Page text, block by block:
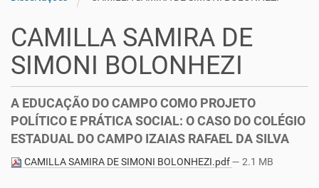
CAMILLA SAMIRA DE
SIMONI BOLONHEZI
A EDUCAÇÃO DO CAMPO COMO PROJETO
POLÍTICO E PRÁTICA SOCIAL: O CASO DO COLÉGIO
ESTADUAL DO CAMPO IZAIAS RAFAEL DA SILVA
CAMILLA SAMIRA DE SIMONI BOLONHEZI.pdf— 2.1 MB